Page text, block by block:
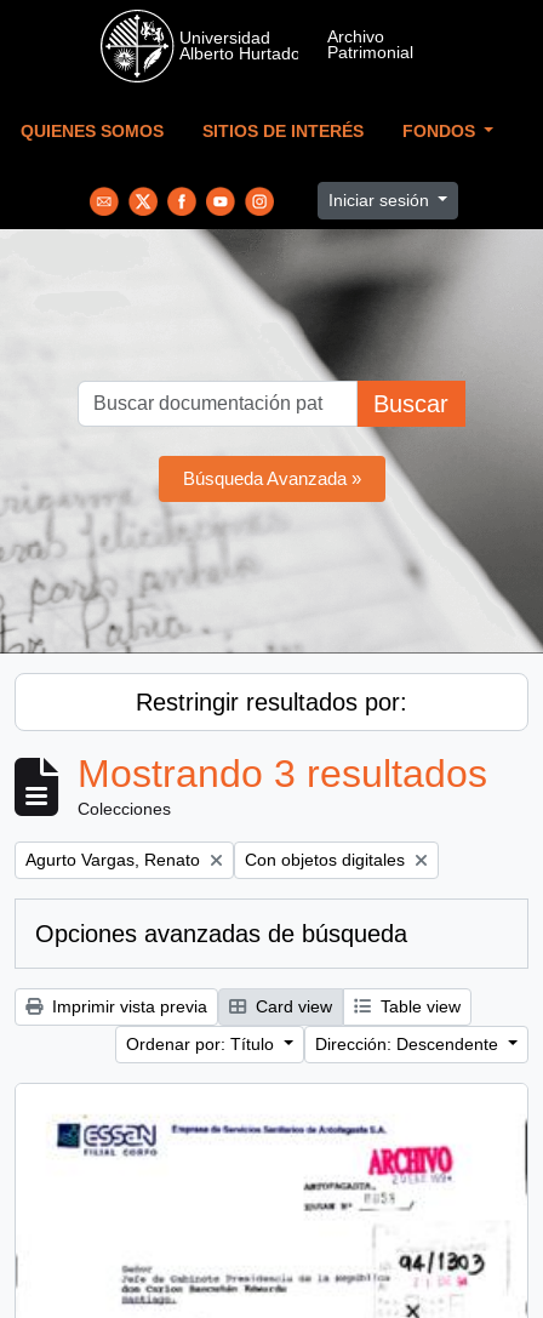
Skip to main content
QUIENES SOMOS SITIOS DE INTERÉS FONDOS
Iniciar sesión
Buscar
Búsqueda Avanzada »
Restringir resultados por:
Mostrando 3 resultados
Colecciones
Remove filter:
Agurto Vargas, Renato Remove filter:
Con objetos digitales
Opciones avanzadas de búsqueda
Imprimir vista previa Card view
Table view
Ordenar por: Título
Dirección: Descendente